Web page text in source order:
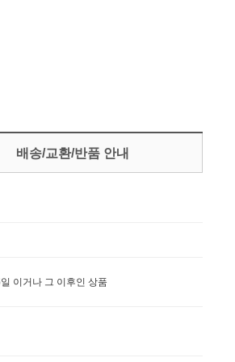
배송/교환/반품 안내
이거나 그 이후인 상품